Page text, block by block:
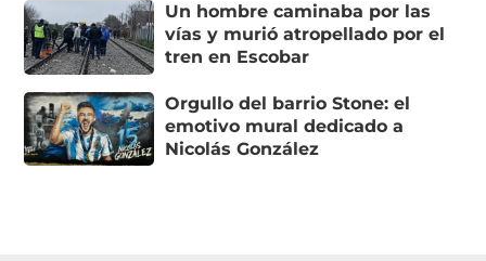
Un hombre caminaba por las
vías y murió atropellado por el
tren en Escobar
Orgullo del barrio Stone: el
emotivo mural dedicado a
Nicolás González